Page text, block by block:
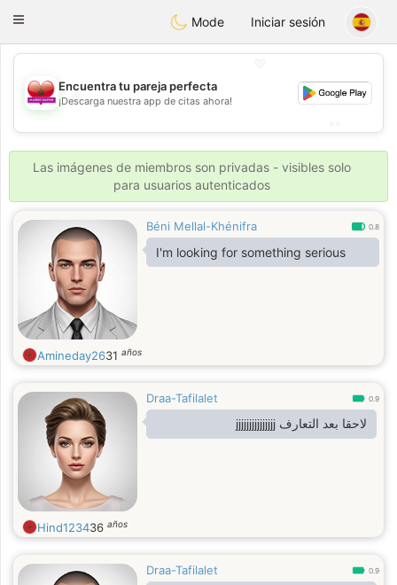
Maroc Dating
Toggle
Mode Iniciar sesión
💖
💕
Encuentra tu pareja perfecta
¡Descarga nuestra app de citas ahora!
Las imágenes de miembros son privadas - visibles solo
para usuarios autenticados
Béni Mellal-Khénifra 0.8
I'm looking for something serious
Amineday2631 años
Draa-Tafilalet 0.9
لاحقا بعد التعارف jjjjjjjjjjjjjjj
Hind123436 años
Draa-Tafilalet 0.9